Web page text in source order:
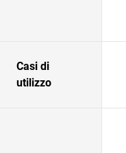
Casi di
utilizzo